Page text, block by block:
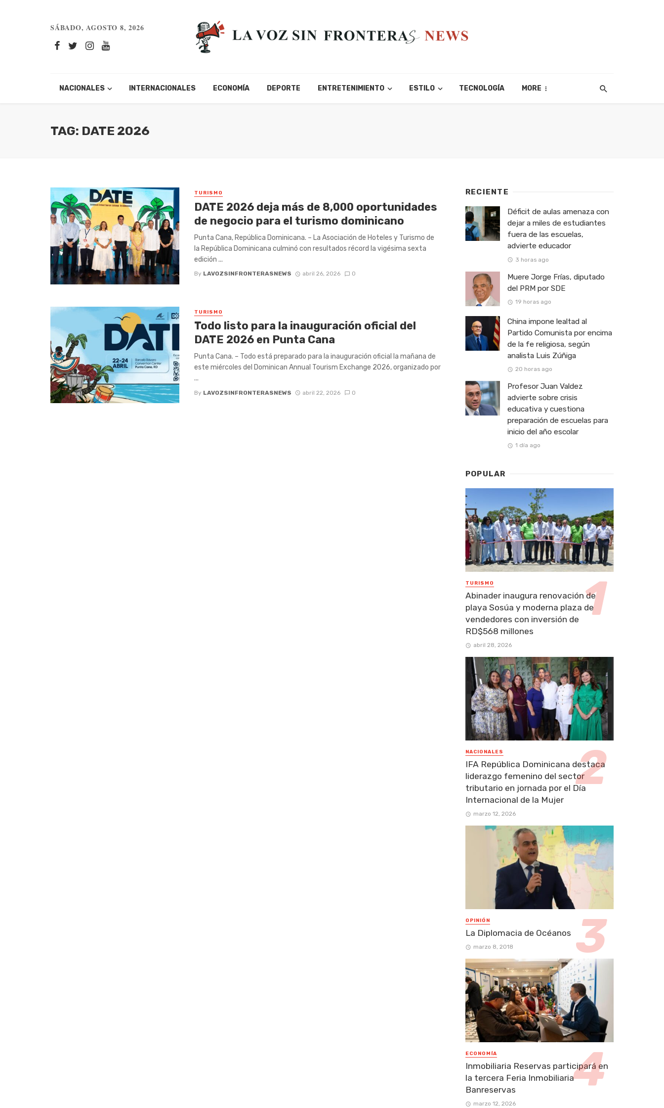
SÁBADO, AGOSTO 8, 2026
NACIONALES INTERNACIONALES ECONOMÍA DEPORTE ENTRETENIMIENTO ESTILO TECNOLOGÍA MORE
TAG: DATE 2026
TURISMO
DATE 2026 deja más de 8,000 oportunidades
de negocio para el turismo dominicano
Punta Cana, República Dominicana. – La Asociación de Hoteles y Turismo de
la República Dominicana culminó con resultados récord la vigésima sexta
edición ...
By LAVOZSINFRONTERASNEWS abril 26, 2026 0
TURISMO
Todo listo para la inauguración oficial del
DATE 2026 en Punta Cana
Punta Cana. – Todo está preparado para la inauguración oficial la mañana de
este miércoles del Dominican Annual Tourism Exchange 2026, organizado por
...
By LAVOZSINFRONTERASNEWS abril 22, 2026 0
RECIENTE
Déficit de aulas amenaza con
dejar a miles de estudiantes
fuera de las escuelas,
advierte educador
3 horas ago
Muere Jorge Frías, diputado
del PRM por SDE
19 horas ago
China impone lealtad al
Partido Comunista por encima
de la fe religiosa, según
analista Luis Zúñiga
20 horas ago
Profesor Juan Valdez
advierte sobre crisis
educativa y cuestiona
preparación de escuelas para
inicio del año escolar
1 día ago
POPULAR
TURISMO
Abinader inaugura renovación de
playa Sosúa y moderna plaza de
vendedores con inversión de
RD$568 millones
abril 28, 2026
NACIONALES
IFA República Dominicana destaca
liderazgo femenino del sector
tributario en jornada por el Día
Internacional de la Mujer
marzo 12, 2026
OPINIÓN
La Diplomacia de Océanos
marzo 8, 2018
ECONOMÍA
Inmobiliaria Reservas participará en
la tercera Feria Inmobiliaria
Banreservas
marzo 12, 2026